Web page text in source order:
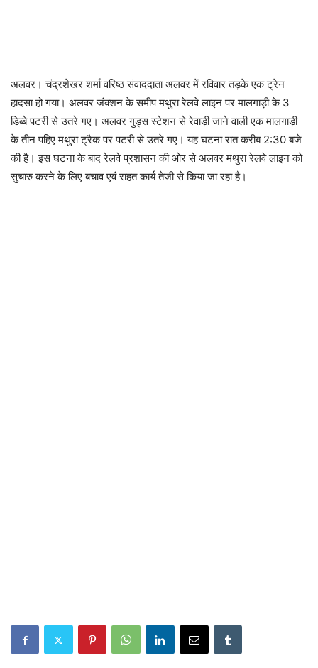
अलवर। चंद्रशेखर शर्मा वरिष्ठ संवाददाता अलवर में रविवार तड़के एक ट्रेन
हादसा हो गया। अलवर जंक्शन के समीप मथुरा रेलवे लाइन पर मालगाड़ी के 3
डिब्बे पटरी से उतरे गए। अलवर गुड्स स्टेशन से रेवाड़ी जाने वाली एक मालगाड़ी
के तीन पहिए मथुरा ट्रैक पर पटरी से उतरे गए। यह घटना रात करीब 2:30 बजे
की है। इस घटना के बाद रेलवे प्रशासन की ओर से अलवर मथुरा रेलवे लाइन को
सुचारु करने के लिए बचाव एवं राहत कार्य तेजी से किया जा रहा है।